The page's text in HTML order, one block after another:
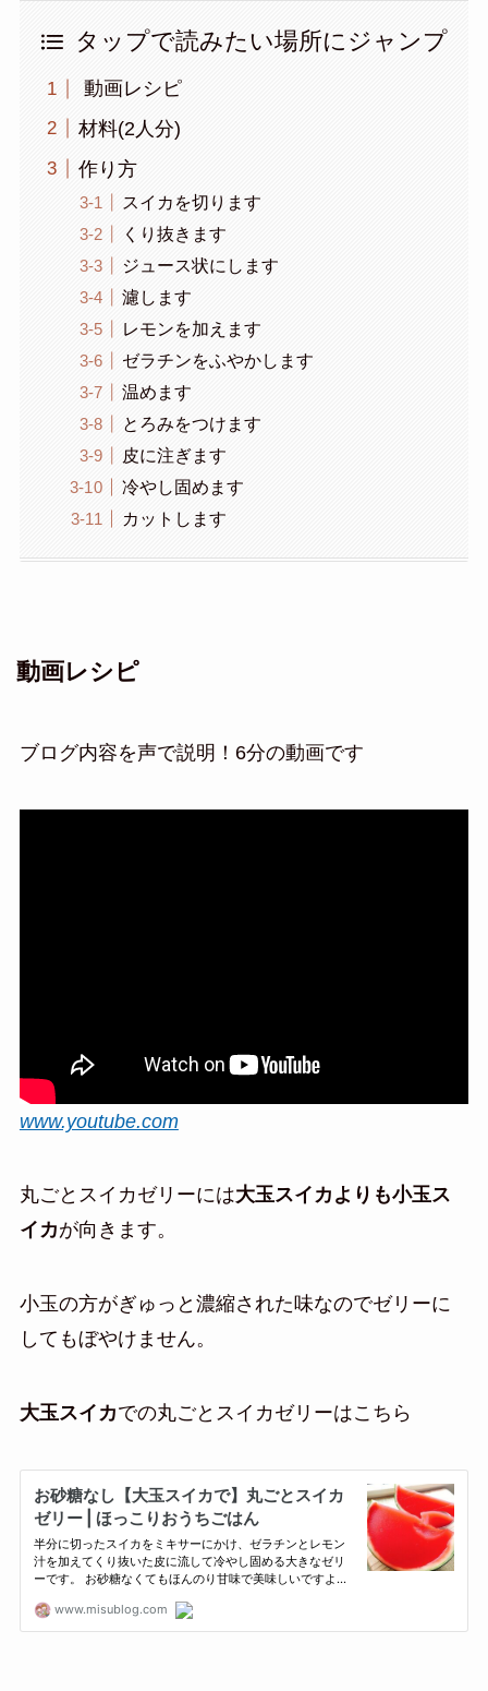
タップで読みたい場所にジャンプ
動画レシピ
材料(2人分)
作り方
スイカを切ります
くり抜きます
ジュース状にします
濾します
レモンを加えます
ゼラチンをふやかします
温めます
とろみをつけます
皮に注ぎます
冷やし固めます
カットします
動画レシピ
ブログ内容を声で説明！6分の動画です
www.youtube.com
丸ごとスイカゼリーには大玉スイカよりも小玉ス
イカが向きます。
小玉の方がぎゅっと濃縮された味なのでゼリーに
してもぼやけません。
大玉スイカでの丸ごとスイカゼリーはこちら